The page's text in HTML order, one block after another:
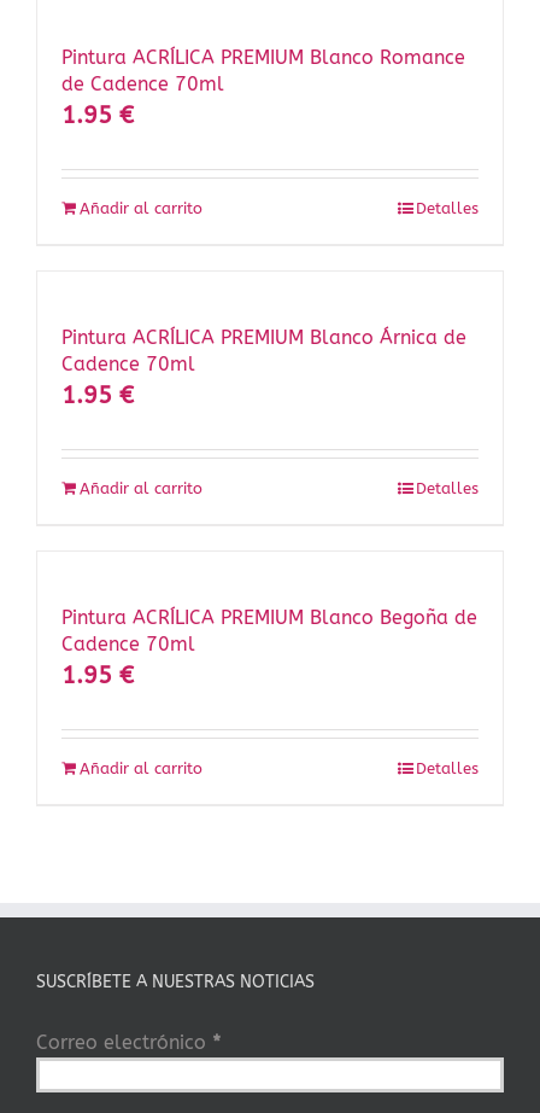
Pintura ACRÍLICA PREMIUM Blanco Romance
de Cadence 70ml
1.95 €
Añadir al carrito Detalles
Pintura ACRÍLICA PREMIUM Blanco Árnica de
Cadence 70ml
1.95 €
Añadir al carrito Detalles
Pintura ACRÍLICA PREMIUM Blanco Begoña de
Cadence 70ml
1.95 €
Añadir al carrito Detalles
SUSCRÍBETE A NUESTRAS NOTICIAS
Correo electrónico *